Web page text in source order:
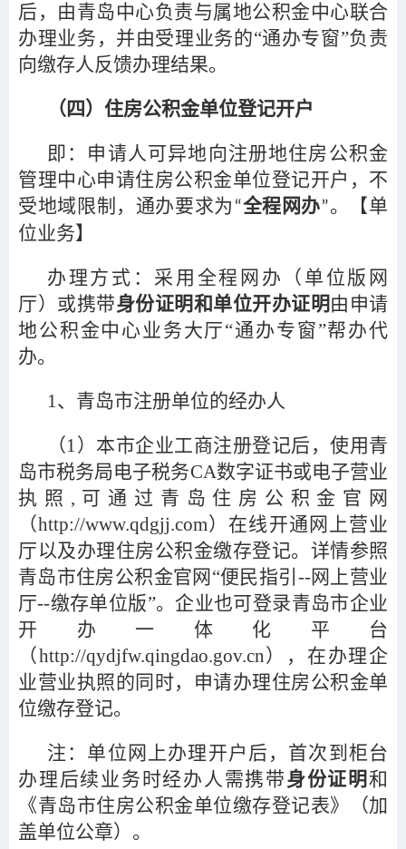
后，由青岛中心负责与属地公积金中心联合
办理业务，并由受理业务的“通办专窗”负责
向缴存人反馈办理结果。
（四）住房公积金单位登记开户
即：申请人可异地向注册地住房公积金
管理中心申请住房公积金单位登记开户，不
受地域限制，通办要求为 “全程网办”。【单
位业务】
办理方式：采用全程网办（单位版网
厅）或携带身份证明和单位开办证明 由申请
地公积金中心业务大厅“通办专窗”帮办代
办。
1、青岛市注册单位的经办人
（1）本市企业工商注册登记后，使用青
岛市税务局电子税务CA数字证书或电子营业
执照,可通过青岛住房公积金官网
（http://www.qdgjj.com）在线开通网上营业
厅以及办理住房公积金缴存登记。详情参照
青岛市住房公积金官网“便民指引--网上营业
厅--缴存单位版”。企业也可登录青岛市企业
开办一体化平台
（http://qydjfw.qingdao.gov.cn），在办理企
业营业执照的同时，申请办理住房公积金单
位缴存登记。
注：单位网上办理开户后，首次到柜台
办理后续业务时经办人需携带身份证明和
《青岛市住房公积金单位缴存登记表》（加
盖单位公章）。